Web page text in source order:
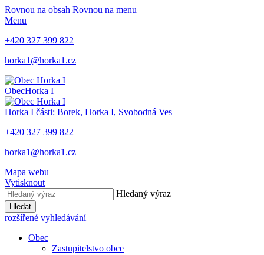
Rovnou na obsah Rovnou na menu
Menu
+420 327 399 822
horka1@horka1.cz
ObecHorka I
Horka I části: Borek, Horka I, Svobodná Ves
+420 327 399 822
horka1@horka1.cz
Mapa webu
Vytisknout
Hledaný výraz
Hledat
rozšířené vyhledávání
Obec
Zastupitelstvo obce